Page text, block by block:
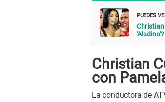
PUEDES
Christian
'Aladino'?
Christian
con
La conductora de